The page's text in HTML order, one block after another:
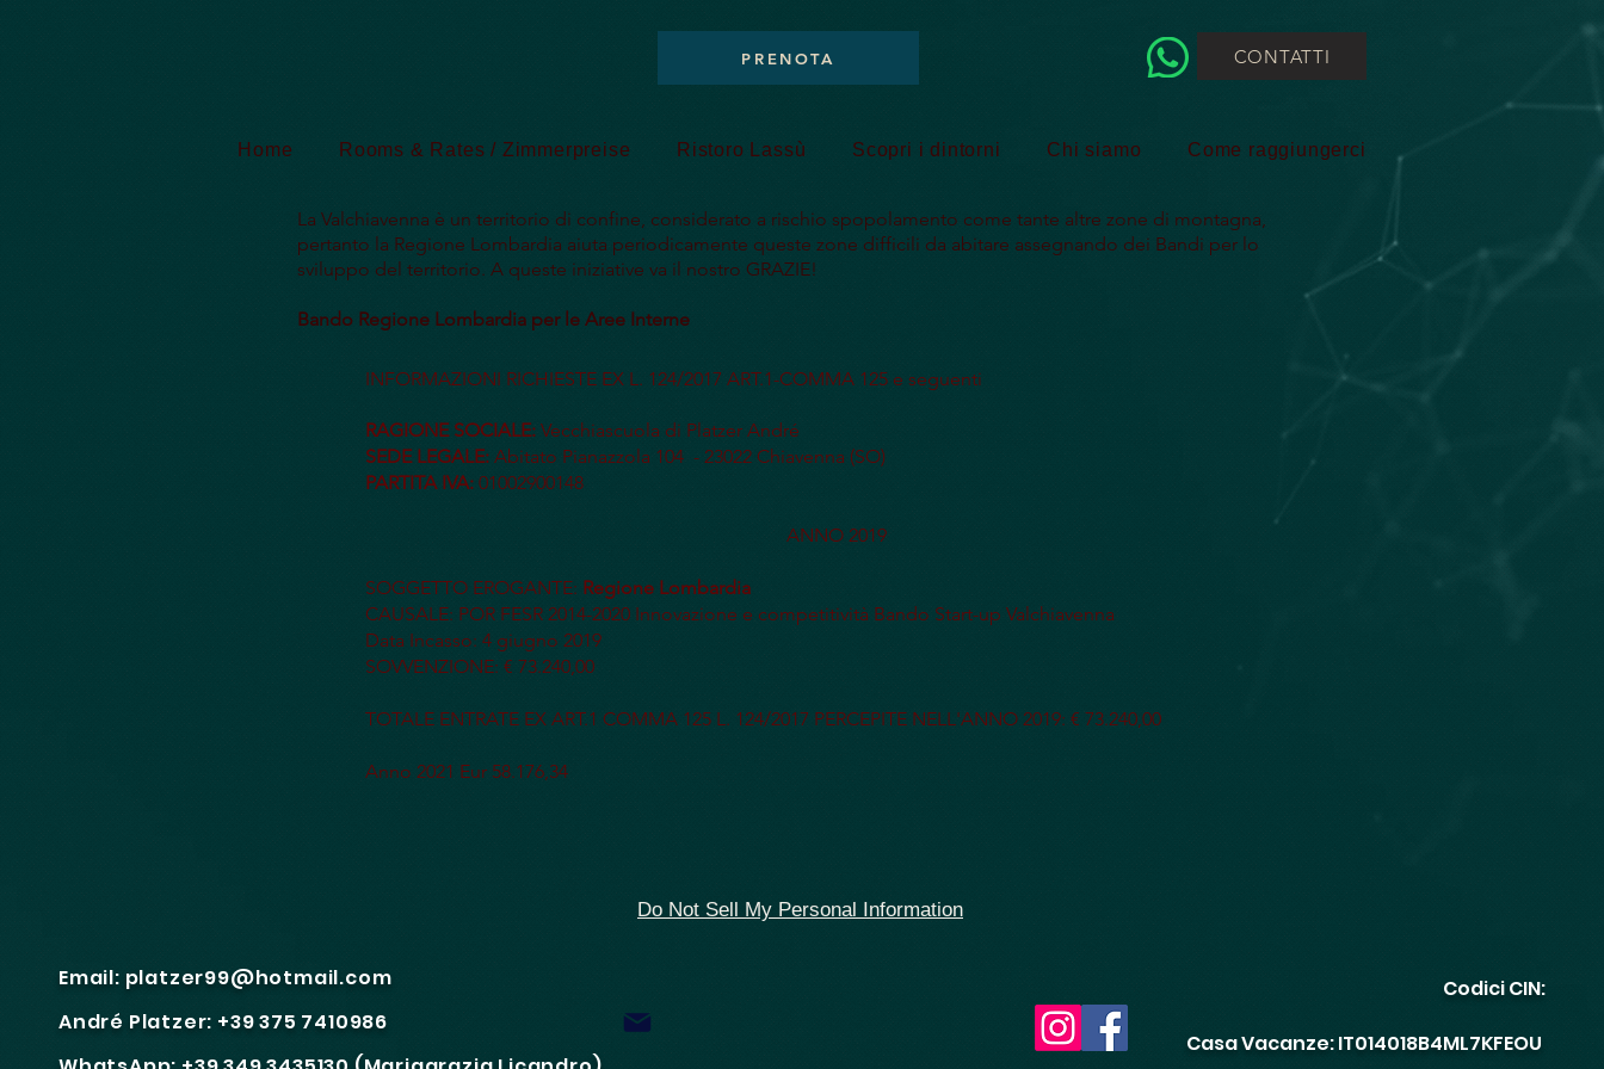
PRENOTA CONTATTI
Home Rooms & Rates / Zimmerpreise Ristoro Lassù Scopri i dintorni Chi siamo Come raggiungerci
La Valchiavenna è un territorio di confine, considerato a rischio spopolamento come tante altre zone di montagna,
pertanto la Regione Lombardia aiuta periodicamente queste zone difficili da abitare assegnando dei Bandi per lo
sviluppo del territorio. A queste iniziative va il nostro GRAZIE!
Bando Regione Lombardia per le Aree Interne
INFORMAZIONI RICHIESTE EX L. 124/2017 ART.1-COMMA 125 e seguenti
RAGIONE SOCIALE: Vecchiascuola di Platzer André
SEDE LEGALE: Abitato Pianazzola 104 - 23022 Chiavenna (SO)
​PARTITA IVA: 01002900148
ANNO 2019
SOGGETTO EROGANTE: Regione Lombardia
CAUSALE: POR FESR 2014-2020 Innovazione e competitività Bando Start-up Valchiavenna
Data Incasso: 4 giugno 2019
SOVVENZIONE: € 73.240,00
TOTALE ENTRATE EX ART.1 COMMA 125 L. 124/2017 PERCEPITE NELL'ANNO 2019: € 73.240,00
Anno 2021 Eur 58.176,34
Do Not Sell My Personal Information
Email: platzer99@hotmail.com
André Platzer: +39 375 7410986
Codici CIN:
Casa Vacanze: IT014018B4ML7KFEOU